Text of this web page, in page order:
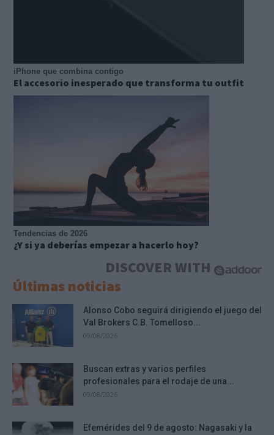
iPhone que combina contigo
El accesorio inesperado que transforma tu outfit
Tendencias de 2026
¿Y si ya deberías empezar a hacerlo hoy?
DISCOVER WITH
Últimas noticias
Alonso Cobo seguirá dirigiendo el juego del
Val Brokers C.B. Tomelloso...
09/08/2026
Buscan extras y varios perfiles
profesionales para el rodaje de una...
09/08/2026
Efemérides del 9 de agosto: Nagasaki y la